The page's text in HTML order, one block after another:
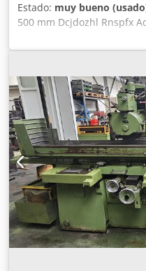
Estado: muy bueno
500 mm Dcjdozhl Rnspfx
1320 x 500 mm Plato
Dimensiones del disco de
orificio: 400 x 80 x 127
de lijado: 1400 / 2800 rpm
MASCHINEN AG